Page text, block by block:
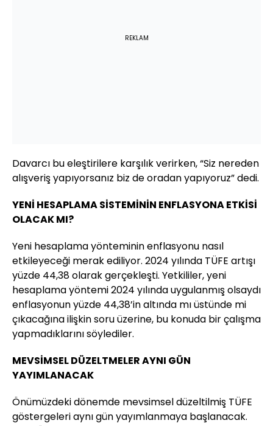
REKLAM
Davarcı bu eleştirilere karşılık verirken, “Siz nereden
alışveriş yapıyorsanız biz de oradan yapıyoruz” dedi.
YENİ HESAPLAMA SİSTEMİNİN ENFLASYONA ETKİSİ
OLACAK MI?
Yeni hesaplama yönteminin enflasyonu nasıl
etkileyeceği merak ediliyor. 2024 yılında TÜFE artışı
yüzde 44,38 olarak gerçekleşti. Yetkililer, yeni
hesaplama yöntemi 2024 yılında uygulanmış olsaydı
enflasyonun yüzde 44,38’in altında mı üstünde mi
çıkacağına ilişkin soru üzerine, bu konuda bir çalışma
yapmadıklarını söylediler.
MEVSİMSEL DÜZELTMELER AYNI GÜN
YAYIMLANACAK
Önümüzdeki dönemde mevsimsel düzeltilmiş TÜFE
göstergeleri aynı gün yayımlanmaya başlanacak.